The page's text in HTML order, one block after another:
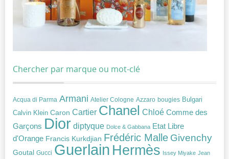
Chercher par marque ou mot-clé
Acqua di Parma Armani Atelier Cologne Azzaro bougies Bulgari
Calvin Klein Caron Cartier Chanel Chloé Comme des
Garçons Dior diptyque Dolce & Gabbana Etat Libre
d'Orange Francis Kurkdjian Frédéric Malle Givenchy
Goutal Gucci Guerlain Hermès Issey Miyake Jean